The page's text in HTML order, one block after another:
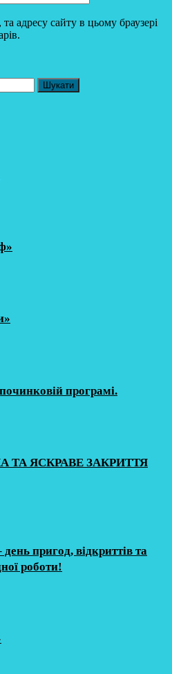
адресу сайту в цьому браузері
програмі.
ТА ЯСКРАВЕ ЗАКРИТТЯ
пригод, відкриттів та
роботи!